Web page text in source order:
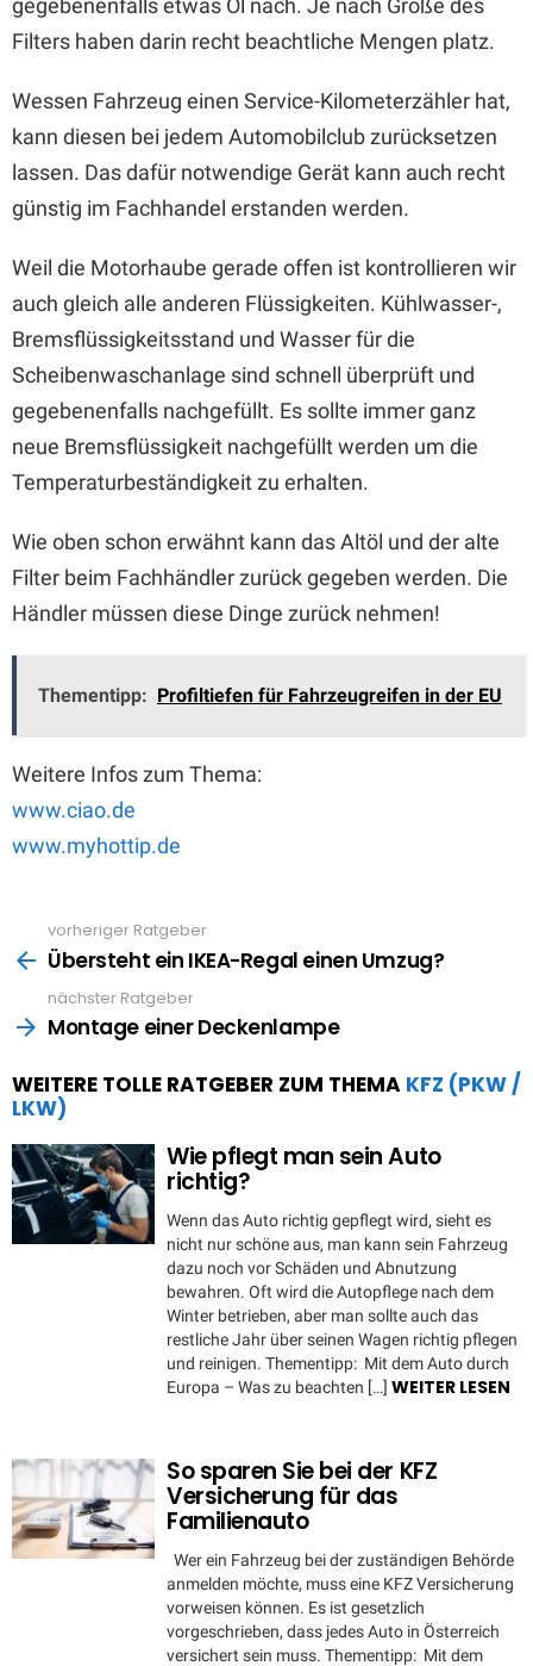
gegebenenfalls etwas Öl nach. Je nach Größe des
Filters haben darin recht beachtliche Mengen platz.
Wessen Fahrzeug einen Service-Kilometerzähler hat,
kann diesen bei jedem Automobilclub zurücksetzen
lassen. Das dafür notwendige Gerät kann auch recht
günstig im Fachhandel erstanden werden.
Weil die Motorhaube gerade offen ist kontrollieren wir
auch gleich alle anderen Flüssigkeiten. Kühlwasser-,
Bremsflüssigkeitsstand und Wasser für die
Scheibenwaschanlage sind schnell überprüft und
gegebenenfalls nachgefüllt. Es sollte immer ganz
neue Bremsflüssigkeit nachgefüllt werden um die
Temperaturbeständigkeit zu erhalten.
Wie oben schon erwähnt kann das Altöl und der alte
Filter beim Fachhändler zurück gegeben werden. Die
Händler müssen diese Dinge zurück nehmen!
Thementipp: Profiltiefen für Fahrzeugreifen in der EU
Weitere Infos zum Thema:
www.ciao.de
www.myhottip.de
more
vorheriger Ratgeber
Übersteht ein IKEA-Regal einen Umzug?
nächster Ratgeber
Montage einer Deckenlampe
WEITERE TOLLE RATGEBER ZUM THEMA KFZ (PKW /
LKW)
Wie pflegt man sein Auto
richtig?
Wenn das Auto richtig gepflegt wird, sieht es
nicht nur schöne aus, man kann sein Fahrzeug
dazu noch vor Schäden und Abnutzung
bewahren. Oft wird die Autopflege nach dem
Winter betrieben, aber man sollte auch das
restliche Jahr über seinen Wagen richtig pflegen
und reinigen. Thementipp: Mit dem Auto durch
Europa – Was zu beachten […] WEITER LESEN
So sparen Sie bei der KFZ
Versicherung für das
Familienauto
Wer ein Fahrzeug bei der zuständigen Behörde
anmelden möchte, muss eine KFZ Versicherung
vorweisen können. Es ist gesetzlich
vorgeschrieben, dass jedes Auto in Österreich
versichert sein muss. Thementipp: Mit dem